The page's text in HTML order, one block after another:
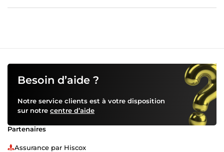
Besoin d’aide ?
Notre service clients est à votre disposition
sur notre centre d’aide
Partenaires
Assurance par Hiscox